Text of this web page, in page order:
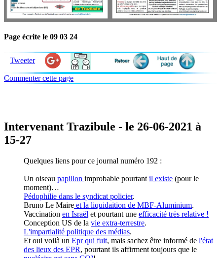
Page écrite le 09 03 24
Tweeter
Commenter cette page
Intervenant Trazibule - le 26-06-2021 à
15-27
Quelques liens pour ce journal numéro 192 :
Un oiseau papillon improbable pourtant il existe (pour le
moment)…
Pédophilie dans le syndicat policier.
Bruno Le Maire et la liquidaition de MBF-Aluminium.
Vaccination en Israël et pourtant une efficacité très relative !
Conception US de la vie extra-terrestre.
L'impartialité politique des médias.
Et oui voilà un Epr qui fuit, mais sachez être informé de l'état
des lieux des EPR, pourtant ils affirment toujours que le